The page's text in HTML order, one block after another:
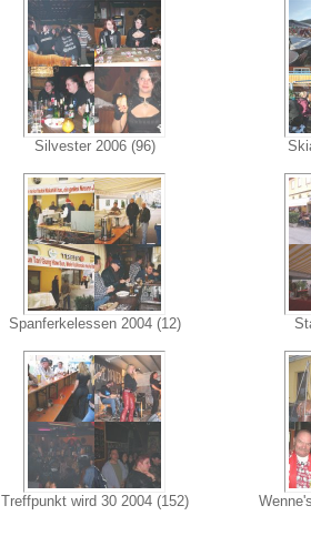
Silvester 2006 (96)
Spanferkelessen 2004 (12)
Treffpunkt wird 30 2004 (152)